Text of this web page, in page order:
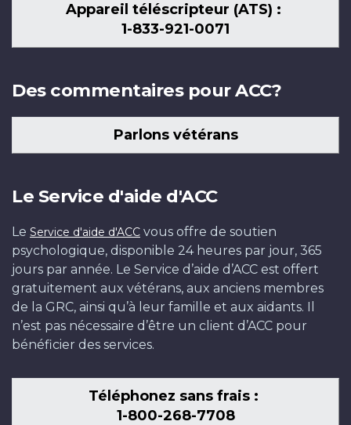
Appareil téléscripteur (ATS) :
1-833-921-0071
Des commentaires pour ACC?
Parlons vétérans
Le Service d'aide d'ACC
Le Service d'aide d'ACC vous offre de soutien
psychologique, disponible 24 heures par jour, 365
jours par année. Le Service d’aide d’ACC est offert
gratuitement aux vétérans, aux anciens membres
de la GRC, ainsi qu’à leur famille et aux aidants. Il
n’est pas nécessaire d’être un client d’ACC pour
bénéficier des services.
Téléphonez sans frais :
1-800-268-7708